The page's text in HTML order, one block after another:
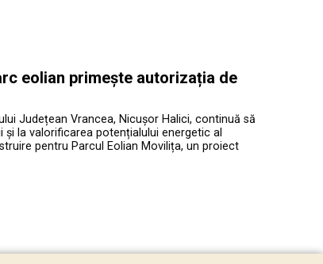
eolian primește autorizația de
Județean Vrancea, Nicușor Halici, continuă să
la valorificarea potențialului energetic al
pentru Parcul Eolian Movilița, un proiect